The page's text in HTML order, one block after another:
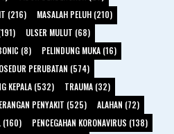
(216)
MASALAH PELUH (210)
ULSER MULUT (68)
(8)
PELINDUNG MUKA (16)
PERUBATAN (574)
KEPALA (532)
TRAUMA (32)
PENYAKIT (525)
ALAHAN (72)
(160)
PENCEGAHAN KORONAVIRUS (138)